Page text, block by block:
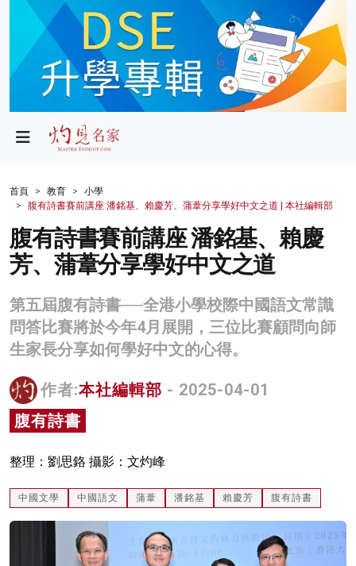
政局
財經
生活
健康
商業
科技
影片
名家榜
灼見活動
首頁 教育
小學
腹有詩書賽前講座 潘銘基、賴慶芳、蒲葦分享學好中文之道 | 本社編輯部
腹有詩書賽前講座 潘銘基、賴慶
芳、蒲葦分享學好中文之道
第五屆腹有詩書──全港小學校際中國語文常識
問答比賽將於今年4月展開，三位比賽顧問向師
生家長分享如何學好中文的心得。
作者:本社編輯部 - 2025-04-01
腹有詩書
整理：劉思鉻 攝影：文灼峰
中國文學 中國語文 蒲葦 潘銘基 賴慶芳 腹有詩書